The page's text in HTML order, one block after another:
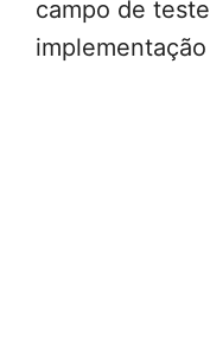
campo de